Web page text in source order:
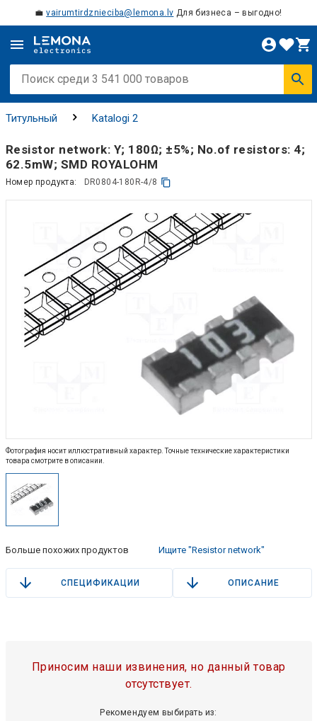
💼vairumtirdznieciba@lemona.lv Для бизнеса – выгодно!
Титульный Katalogi 2
Resistor network: Y; 180Ω; ±5%; No.of resistors: 4;
62.5mW; SMD ROYALOHM
Номер продукта: DR0804-180R-4/8
Фотография носит иллюстративный характер. Точные технические характеристики
товара смотрите в описании.
Больше похожих продуктов Ищите "Resistor network"
СПЕЦИФИКАЦИИ ОПИСАНИЕ
Приносим наши извинения, но данный товар
отсутствует.
Рекомендуем выбирать из: